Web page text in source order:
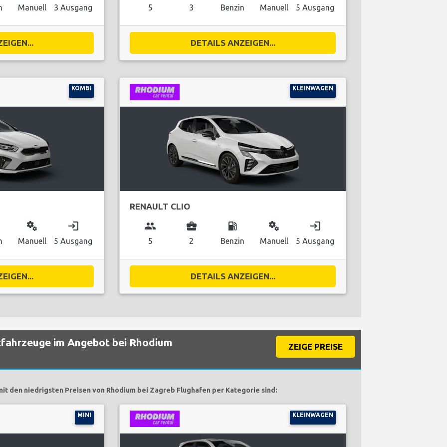
Manuell 3 Ausgang 5 3 Benzin Manuell 5 Ausgang
DETAILS ANZEIGEN...
KOMBI
miscellaneous_services
Manuell
login
5 Ausgang
KLEINWAGEN
RENAULT CLIO
group
5
business_center
2
local_gas_station
Benzin
miscellaneous_services
Manuell
login
5 Ausgang
DETAILS ANZEIGEN...
im Angebot bei Rhodium
ZEIGE PREISE
den niedrigsten Preisen von Rhodium bei Zagreb Flughafen per Kategorie sind:
MINI KLEINWAGEN